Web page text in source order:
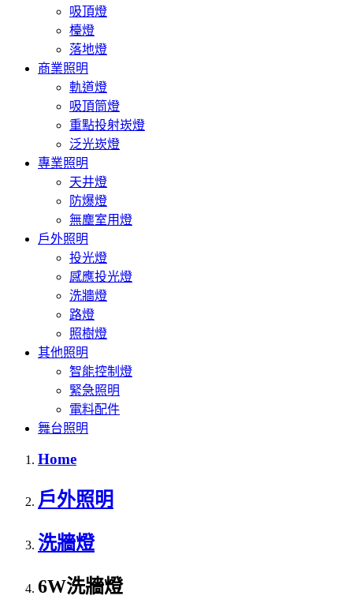
吸頂燈
檯燈
落地燈
商業照明
軌道燈
吸頂筒燈
重點投射崁燈
泛光崁燈
專業照明
天井燈
防爆燈
無塵室用燈
戶外照明
投光燈
感應投光燈
洗牆燈
路燈
照樹燈
其他照明
智能控制燈
緊急照明
電料配件
舞台照明
Home
戶外照明
洗牆燈
6W洗牆燈